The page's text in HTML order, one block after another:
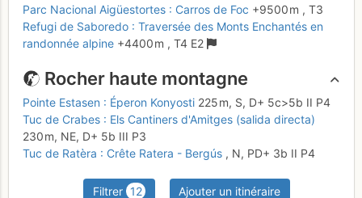
Parc Nacional Aigüestortes : Carros de Foc +9500 m , T3
Refugi de Saboredo : Traversée des Monts Enchantés en
randonnée alpine +4400 m , T4 E2
Rocher haute montagne
Pointe Estasen : Éperon Konyosti 225 m, S, D+ 5c>5b II P4
Tuc de Crabes : Els Cantiners d'Amitges (salida directa)
230 m, NE, D+ 5b III P3
Tuc de Ratèra : Crête Ratera - Bergús , N, PD+ 3b II P4
Filtrer 12 Ajouter un itinéraire